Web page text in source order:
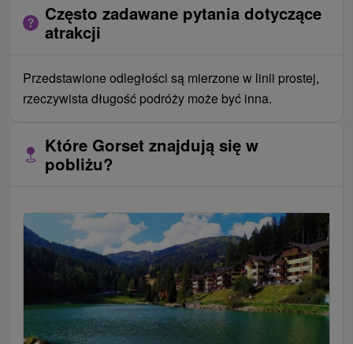
Często zadawane pytania dotyczące
atrakcji
Przedstawione odległości są mierzone w linii prostej,
rzeczywista długość podróży może być inna.
Które Gorset znajdują się w
pobliżu?